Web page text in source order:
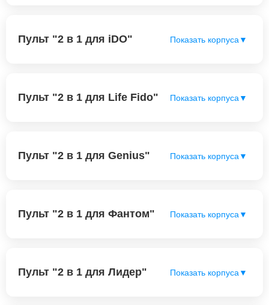
Пульт "2 в 1 для iDO" Показать корпуса ▼
Пульт "2 в 1 для Life Fido" Показать корпуса ▼
Пульт "2 в 1 для Genius" Показать корпуса ▼
Пульт "2 в 1 для Фантом" Показать корпуса ▼
Пульт "2 в 1 для Лидер" Показать корпуса ▼